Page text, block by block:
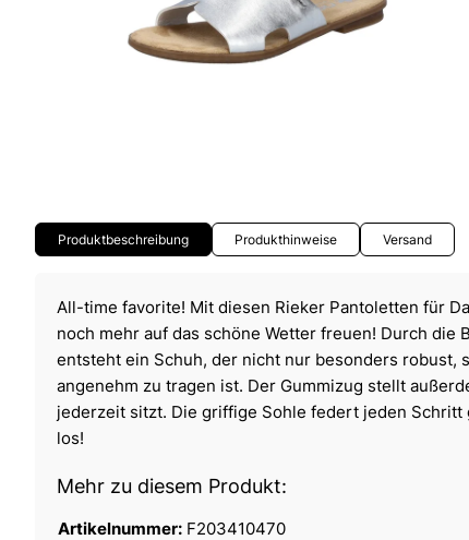
Produktbeschreibung Produkthinweise Versand
All-time favorite! Mit diesen Rieker Pantoletten für
noch mehr auf das schöne Wetter freuen! Durch die
entsteht ein Schuh, der nicht nur besonders robust,
angenehm zu tragen ist. Der Gummizug stellt
jederzeit sitzt. Die griffige Sohle federt jeden Schritt
los!
Mehr zu diesem Produkt:
Artikelnummer: F203410470